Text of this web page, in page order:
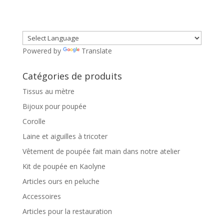
à
28,72€
Powered by Translate
Catégories de produits
Tissus au mètre
Bijoux pour poupée
Corolle
Laine et aiguilles à tricoter
Vêtement de poupée fait main dans notre atelier
Kit de poupée en Kaolyne
Articles ours en peluche
Accessoires
Articles pour la restauration